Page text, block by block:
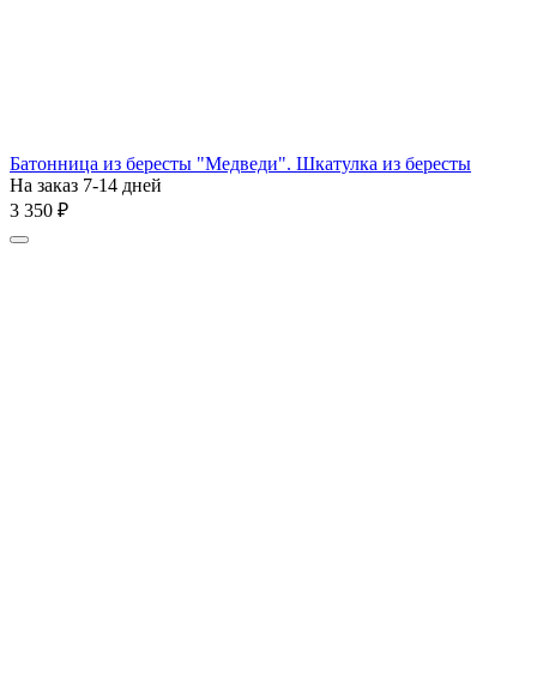
Батонница из бересты "Медведи". Шкатулка из бересты
На заказ 7-14 дней
3 350 ₽